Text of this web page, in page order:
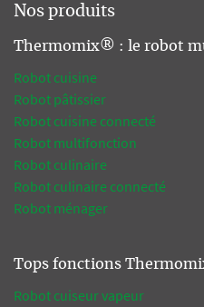
Nos produits
Thermomix® : le robot
Robot cuisine
Robot pâtissier
Robot cuisine connecté
Robot multifonction
Robot culinaire
Robot culinaire connecté
Robot ménager
Tops fonctions
Robot cuiseur vapeur